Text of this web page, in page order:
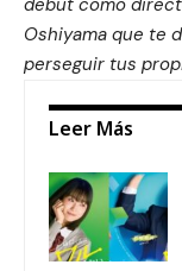
debut como
Oshiyama que te
perseguir tus
Leer Más